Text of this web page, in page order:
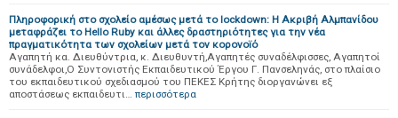
Πληροφορική στο σχολείο αμέσως μετά το lockdown: Η Ακριβή Αλμπανίδου
μεταφράζει το Hello Ruby και άλλες δραστηριότητες για την νέα
πραγματικότητα των σχολείων μετά τον κορονοïό
Αγαπητή κα. Διευθύντρια, κ. Διευθυντή,Αγαπητές συναδέλφισσες, Αγαπητοί
συνάδελφοι,Ο Συντονιστής Εκπαιδευτικού Έργου Γ. Πανσεληνάς, στο πλαίσιο
του εκπαιδευτικού σχεδιασμού του ΠΕΚΕΣ Κρήτης διοργανώνει εξ
αποστάσεως εκπαιδευτι… περισσότερα